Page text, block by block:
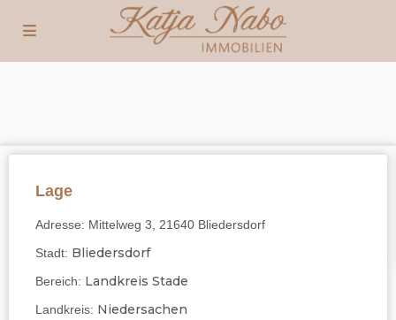
Lage
Adresse: Mittelweg 3, 21640 Bliedersdorf
Stadt: Bliedersdorf
Bereich: Landkreis Stade
Landkreis: Niedersachen